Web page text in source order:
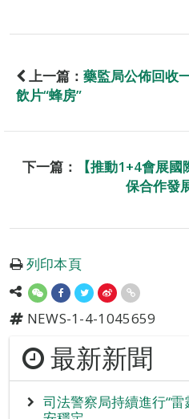
上一篇： 藥監局公佈回收
飲片“蜂房”
下一篇：
【推動1+4會展
保合作發
列印本頁
NEWS-1-4-1045659
最新新聞
司法警察局持續進行“